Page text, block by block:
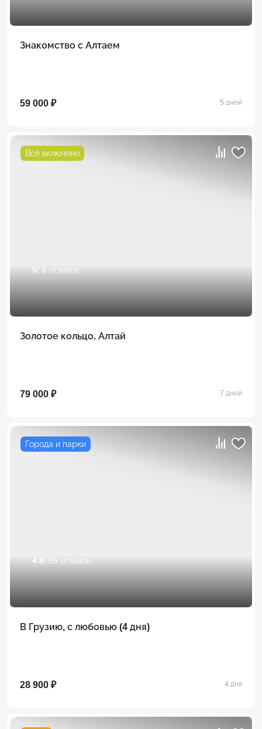
Знакомство с Алтаем
59 000 ₽ 5 дней
Всё включено
5/ 8 отзывов
Золотое кольцо. Алтай
79 000 ₽ 7 дней
Города и парки
4.8/ 85 отзывов
В Грузию, с любовью (4 дня)
28 900 ₽ 4 дня